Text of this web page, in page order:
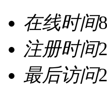
在线时间
注册时间
最后访问